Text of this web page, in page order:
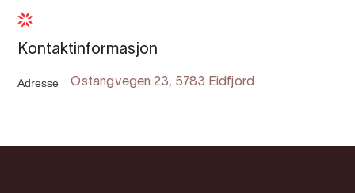
Kontaktinformasjon
Adresse Ostangvegen 23, 5783 Eidfjord